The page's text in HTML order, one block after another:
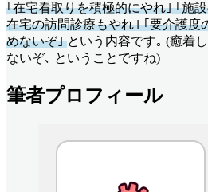
｢在宅看取りを積極的にやれ｣ ｢施
在宅の訪問診療もやれ｣ ｢要介護度
めないぞ｣という内容です｡ (癒着
ないぞ､ ということですね)
筆者プロフィール